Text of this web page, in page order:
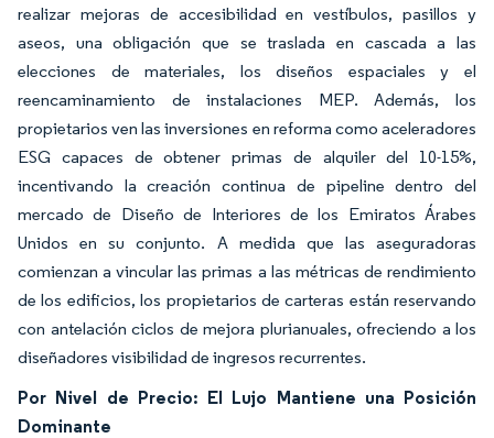
realizar mejoras de accesibilidad en vestíbulos, pasillos y
aseos, una obligación que se traslada en cascada a las
elecciones de materiales, los diseños espaciales y el
reencaminamiento de instalaciones MEP. Además, los
propietarios ven las inversiones en reforma como aceleradores
ESG capaces de obtener primas de alquiler del 10-15%,
incentivando la creación continua de pipeline dentro del
mercado de Diseño de Interiores de los Emiratos Árabes
Unidos en su conjunto. A medida que las aseguradoras
comienzan a vincular las primas a las métricas de rendimiento
de los edificios, los propietarios de carteras están reservando
con antelación ciclos de mejora plurianuales, ofreciendo a los
diseñadores visibilidad de ingresos recurrentes.
Por Nivel de Precio: El Lujo Mantiene una Posición
Dominante